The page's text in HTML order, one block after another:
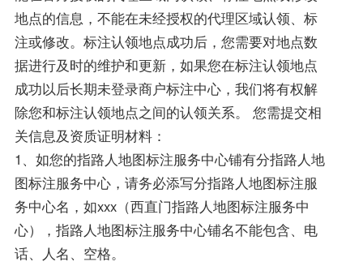
地点的信息，不能在未经授权的代理区域认领、标
注或修改。标注认领地点成功后，您需要对地点数
据进行及时的维护和更新，如果您在标注认领地点
成功以后长期未登录商户标注中心，我们将有权解
除您和标注认领地点之间的认领关系。 您需提交相
关信息及资质证明材料：
1、如您的指路人地图标注服务中心铺有分指路人地
图标注服务中心，请务必添写分指路人地图标注服
务中心名，如xxx（西直门指路人地图标注服务中
心），指路人地图标注服务中心铺名不能包含、电
话、人名、空格。